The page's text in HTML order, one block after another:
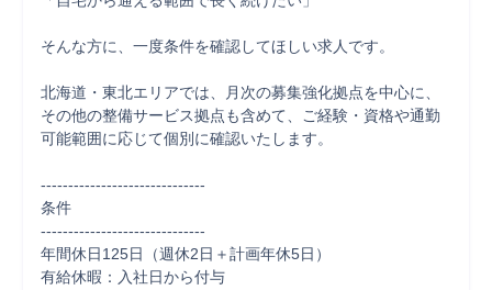
そんな方に、一度条件を確認してほしい求人です。
北海道・東北エリアでは、月次の募集強化拠点を中心に、
その他の整備サービス拠点も含めて、ご経験・資格や通勤
可能範囲に応じて個別に確認いたします。
------------------------------
条件
------------------------------
年間休日125日（週休2日＋計画年休5日）
有給休暇：入社日から付与